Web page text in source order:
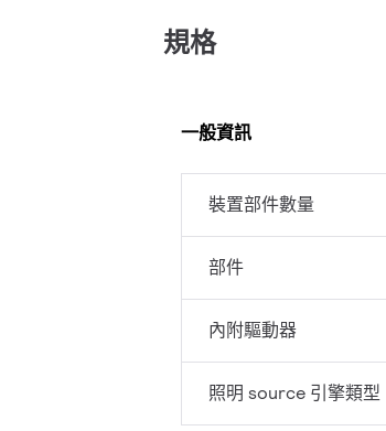
規格
一般資訊
裝置部件數量
部件
內附驅動器
照明 source 引擎類型